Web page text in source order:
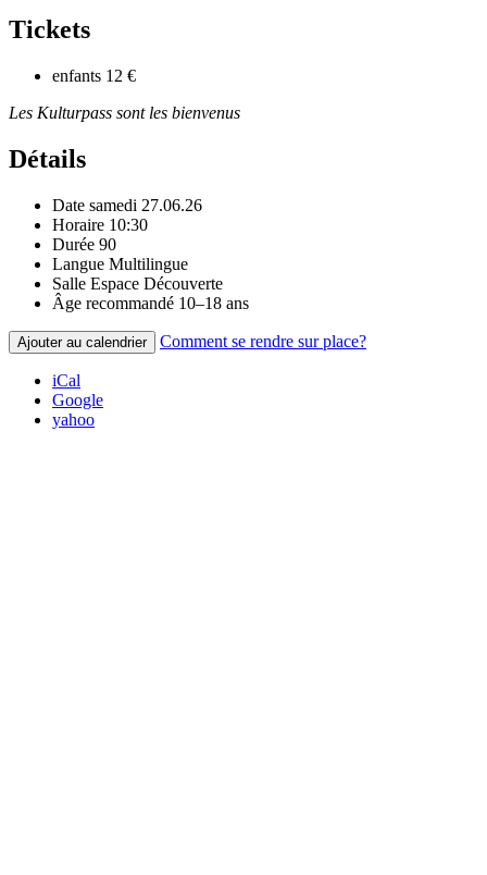
Tickets
enfants 12 €
Les Kulturpass sont les bienvenus
Détails
Date samedi 27.06.26
Horaire 10:30
Durée 90
Langue Multilingue
Salle Espace Découverte
Âge recommandé 10–18 ans
Ajouter au calendrier Comment se rendre sur place?
iCal
Google
yahoo